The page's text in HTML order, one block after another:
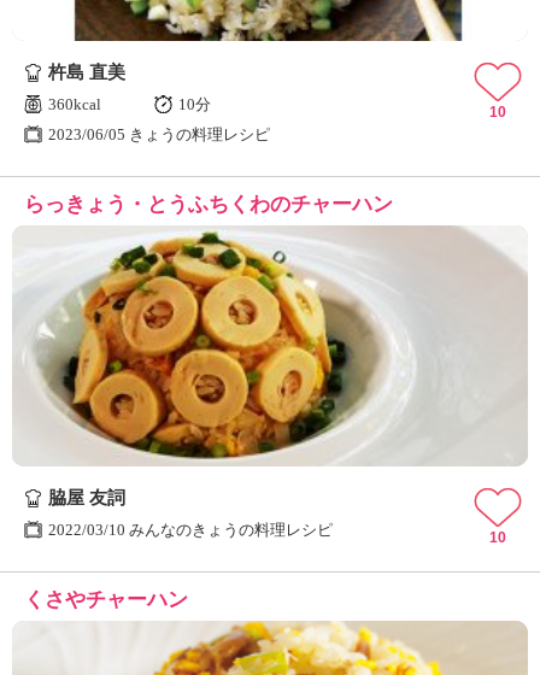
杵島 直美
360kcal
10分
2023/06/05 きょうの料理レシピ
10
らっきょう・とうふちくわのチャーハン
脇屋 友詞
2022/03/10 みんなのきょうの料理レシピ 10
くさやチャーハン